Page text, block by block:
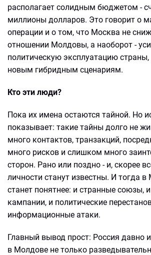
располагает солидным бюджетом -
миллионы долларов. Это говорит о
операции и о том, что Москва не
отношении Молдовы, а наоборот -
политическую эксплуатацию страны,
новым гибридным сценариям.
Кто эти люди?
Пока их имена остаются тайной. Но
показывает: такие тайны долго не
много контактов, транзакций,
много рисков и слишком много
сторон. Рано или поздно - и, скорее
личности станут известны. И тогда
станет понятнее: и странные союзы,
кампании, и политические
информационные атаки.
Главный вывод прост: Россия давно
в Молдове не только